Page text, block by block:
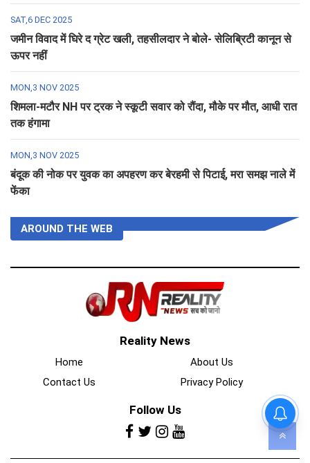
SAT,6 DEC 2025
जमीन विवाद में घिरे द ग्रेट खली, तहसीलदार ने बोले- सेलिब्रिटी कानून से
ऊपर नहीं
MON,3 NOV 2025
शिमला-मटौर NH पर ट्रक ने स्कूटी सवार को रौंदा, मौके पर मौत, आधी रात
तक हंगामा
MON,3 NOV 2025
बंदूक की नोक पर युवक का अपहरण कर बेरहमी से पिटाई, मरा समझ नाले में
फेंका
AROUND THE WEB
Reality News
Home
About Us
Contact Us
Privacy Policy
Follow Us